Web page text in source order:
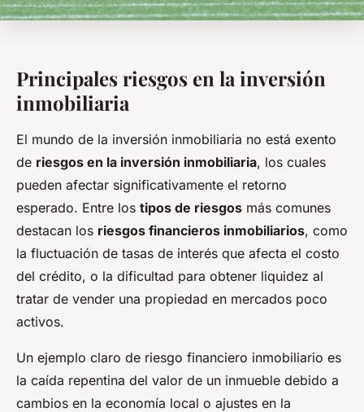
Principales riesgos en la inversión
inmobiliaria
El mundo de la inversión inmobiliaria no está exento
de riesgos en la inversión inmobiliaria, los cuales
pueden afectar significativamente el retorno
esperado. Entre los tipos de riesgos más comunes
destacan los riesgos financieros inmobiliarios, como
la fluctuación de tasas de interés que afecta el costo
del crédito, o la dificultad para obtener liquidez al
tratar de vender una propiedad en mercados poco
activos.
Un ejemplo claro de riesgo financiero inmobiliario es
la caída repentina del valor de un inmueble debido a
cambios en la economía local o ajustes en la